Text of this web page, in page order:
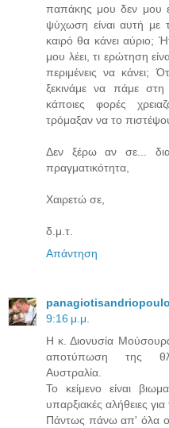
παπάκης μου δεν μου
ψύχωση είναι αυτή με
καιρό θα κάνει αύριο;
μου λέει, τι ερώτηση
περιμένεις να κάνει;
ξεκινάμε να πάμε
κάποιες φορές
τρόμαξαν να το
Δεν ξέρω αν σε...
πραγματικότητα,
Χαιρετώ σε,
δ.μ.τ.
Απάντηση
9:16 μ.μ.
H κ. Διονυσία
αποτύπωση της
Αυστραλία.
Το κείμενο είναι
υπαρξιακές αλήθειες
Πάντως πάνω απ' όλα οι